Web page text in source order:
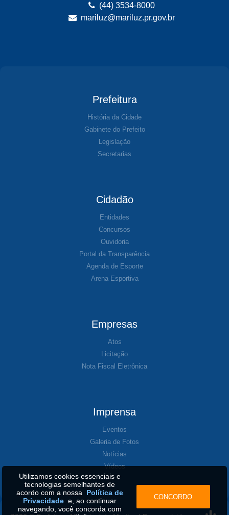
(44) 3534-8000
mariluz@mariluz.pr.gov.br
Prefeitura
História da Cidade
Gabinete do Prefeito
Legislação
Secretarias
Cidadão
Entidades
Concursos
Ouvidoria
Portal da Transparência
Agenda de Esporte
Arena Esportiva
Empresas
Atos
Licitação
Nota Fiscal Eletrônica
Imprensa
Eventos
Galeria de Fotos
Notícias
Vídeos
Utilizamos cookies essenciais e
tecnologias semelhantes de
acordo com a nossa Política de
Privacidadee, ao continuar
navegando, você concorda com
CONCORDO